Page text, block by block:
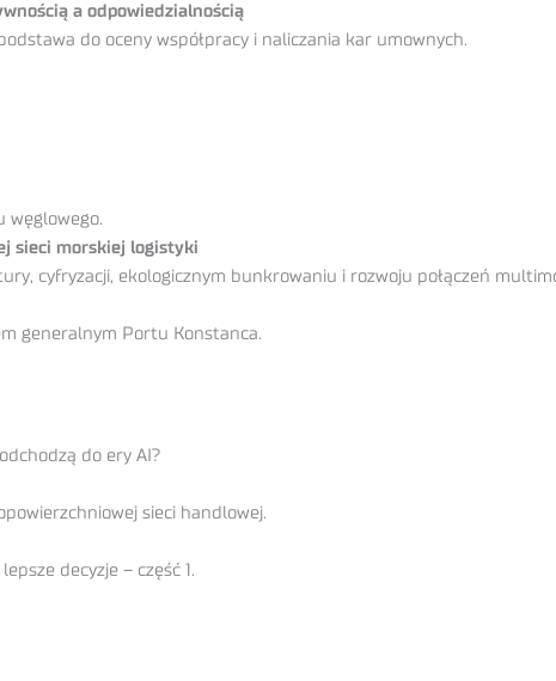
a odpowiedzialnością
do oceny współpracy i naliczania kar umownych.
węglowego.
sieci morskiej logistyki
cyfryzacji, ekologicznym bunkrowaniu i rozwoju połączeń
generalnym Portu Konstanca.
do ery AI?
sieci handlowej.
decyzje – część 1.